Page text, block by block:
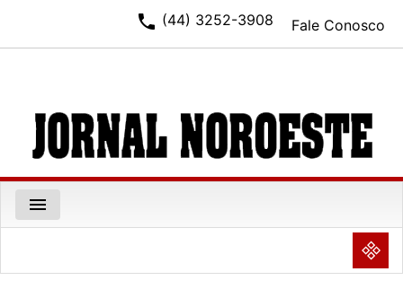
Fale Conosco
phone (44) 3252-3908
menu
NULL